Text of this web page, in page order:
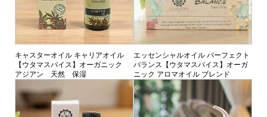
キャスターオイル キャリアオイル
【ウタマスパイス】オーガニック
アジアン 天然 保湿
エッセンシャルオイル パーフェクト
バランス【ウタマスパイス】オーガ
ニック アロマオイル ブレンド